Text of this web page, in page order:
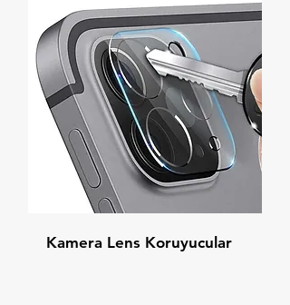
Kamera Lens Koruyucular